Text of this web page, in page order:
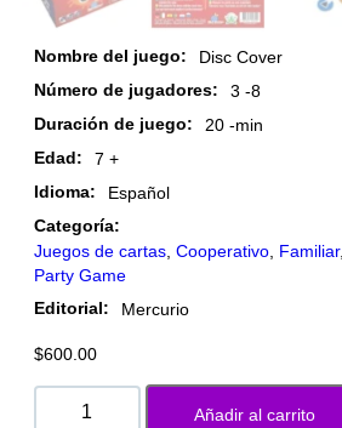
Nombre del juego:
Disc Cover
Número de jugadores:
3 -8
Duración de juego:
20 -min
Edad:
7 +
Idioma:
Español
Categoría:
Juegos de cartas Cooperativo Familiar,
Party Game
Editorial:
Mercurio
$600.00
Añadir al carrito